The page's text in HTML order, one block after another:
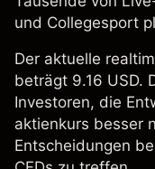
und Collegesport
Der aktuelle
beträgt 9.16 USD.
Investoren, die
aktienkurs besser
Entscheidungen